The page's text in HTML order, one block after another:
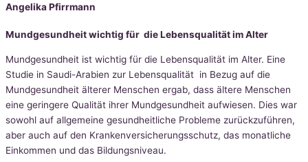
Angelika Pfirrmann
Mundgesundheit wichtig für die Lebensqualität im Alter
Mundgesundheit ist wichtig für die Lebensqualität im Alter. Eine
Studie in Saudi-Arabien zur Lebensqualität in Bezug auf die
Mundgesundheit älterer Menschen ergab, dass ältere Menschen
eine geringere Qualität ihrer Mundgesundheit aufwiesen. Dies war
sowohl auf allgemeine gesundheitliche Probleme zurückzuführen,
aber auch auf den Krankenversicherungsschutz, das monatliche
Einkommen und das Bildungsniveau.